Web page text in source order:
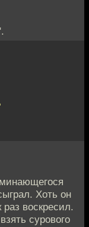
Хоть он
воскресил.
сурового